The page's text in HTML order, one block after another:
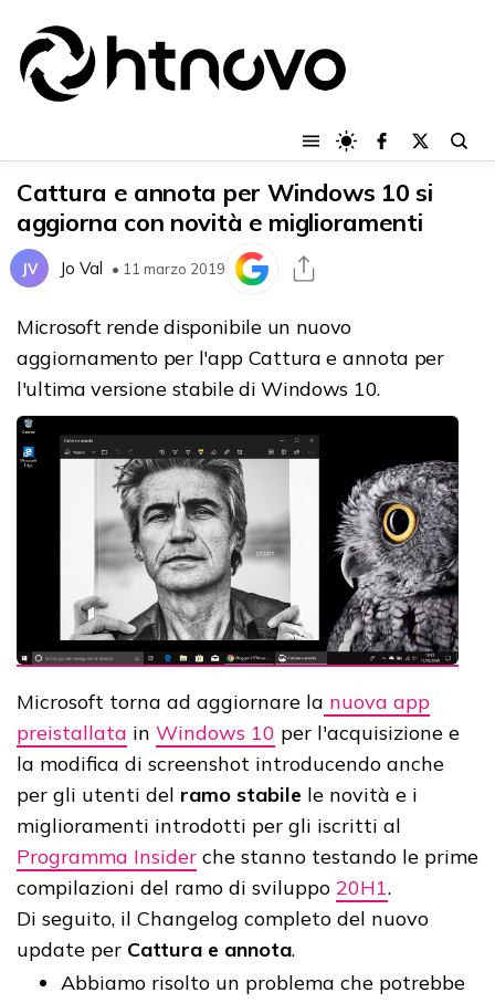
Cattura e annota per Windows 10 si
aggiorna con novità e miglioramenti
JV Jo Val • 11 marzo 2019
Microsoft rende disponibile un nuovo
aggiornamento per l'app Cattura e annota per
l'ultima versione stabile di Windows 10.
Microsoft torna ad aggiornare la nuova app
preistallata in Windows 10 per l'acquisizione e
la modifica di screenshot introducendo anche
per gli utenti del ramo stabile le novità e i
miglioramenti introdotti per gli iscritti al
Programma Insider che stanno testando le prime
compilazioni del ramo di sviluppo 20H1.
Di seguito, il Changelog completo del nuovo
update per Cattura e annota.
Abbiamo risolto un problema che potrebbe